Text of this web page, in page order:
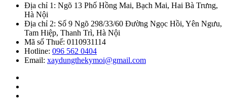
Địa chỉ 1: Ngõ 13 Phố Hồng Mai, Bạch Mai, Hai Bà Trưng,
Hà Nội
Địa chỉ 2: Số 9 Ngõ 298/33/60 Đường Ngọc Hồi, Yên Ngưu,
Tam Hiệp, Thanh Trì, Hà Nội
Mã số Thuế: 0110931114
Hotline: 096 562 0404
Email: xaydungthekymoi@gmail.com